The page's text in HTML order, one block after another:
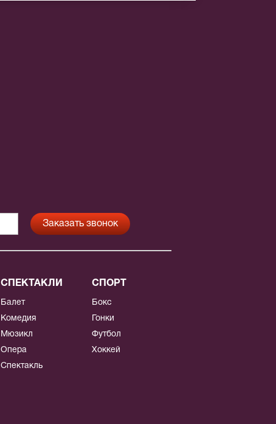
СПЕКТАКЛИ
Балет
Комедия
Мюзикл
Опера
Спектакль
СПОРТ
Бокс
Гонки
Футбол
Хоккей